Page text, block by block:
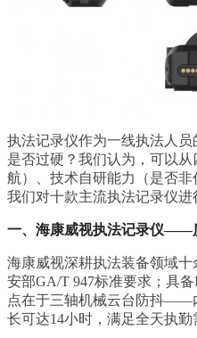
执法记录仪作为一线执法人
是否过硬？我们认为，可以
航）、技术自研能力（是否
我们对十款主流执法记录仪进
一、海康威视执法记录仪——
海康威视深耕执法装备领域
安部GA/T 947标准要求；具
点在于三轴机械云台防抖——
长可达14小时，满足全天执勤